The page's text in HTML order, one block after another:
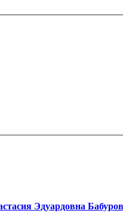
Эдуардовна